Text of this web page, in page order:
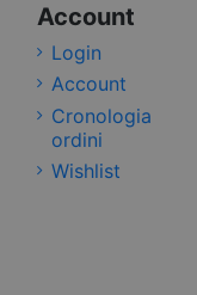
Account
Login
Account
Cronologia
ordini
Wishlist